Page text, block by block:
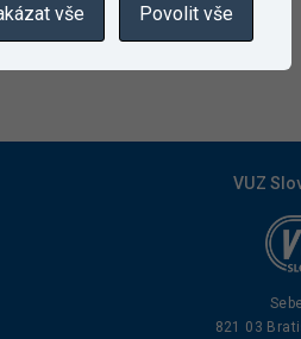
VUZ
821 03
vše Povolit vše